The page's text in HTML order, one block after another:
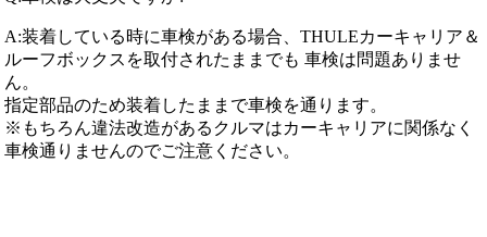
A:装着している時に車検がある場合、THULEカーキャリア＆
ルーフボックスを取付されたままでも 車検は問題ありませ
ん。
指定部品のため装着したままで車検を通ります。
※もちろん違法改造があるクルマはカーキャリアに関係なく
車検通りませんのでご注意ください。